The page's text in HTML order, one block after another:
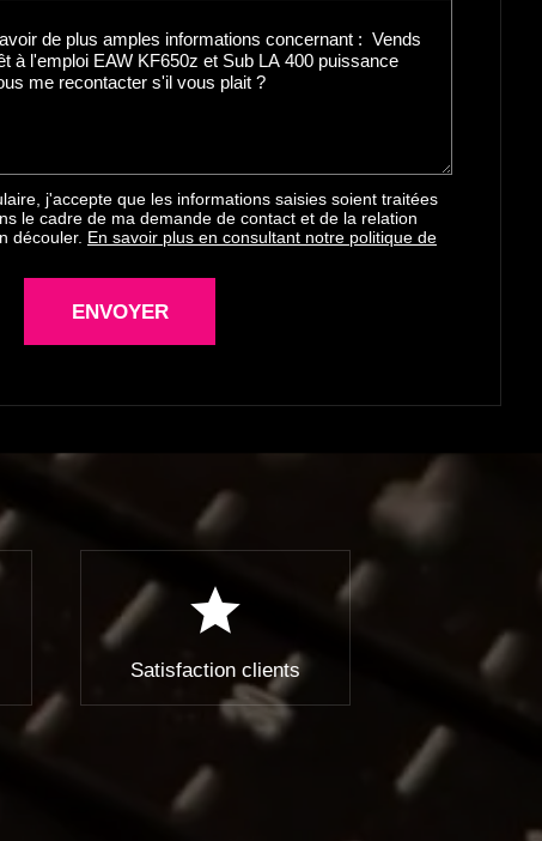
j'accepte que les informations saisies soient traitées
le cadre de ma demande de contact et de la relation
découler. En savoir plus en consultant notre politique de
star
Satisfaction clients